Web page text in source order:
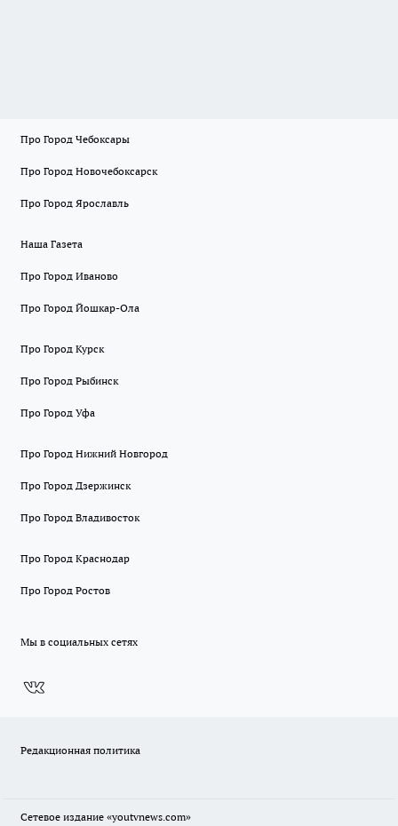
Про Город Чебоксары
Про Город Новочебоксарск
Про Город Ярославль
Наша Газета
Про Город Иваново
Про Город Йошкар-Ола
Про Город Курск
Про Город Рыбинск
Про Город Уфа
Про Город Нижний Новгород
Про Город Дзержинск
Про Город Владивосток
Про Город Краснодар
Про Город Ростов
Мы в социальных сетях
Редакционная политика
Сетевое издание «youtvnews.com»